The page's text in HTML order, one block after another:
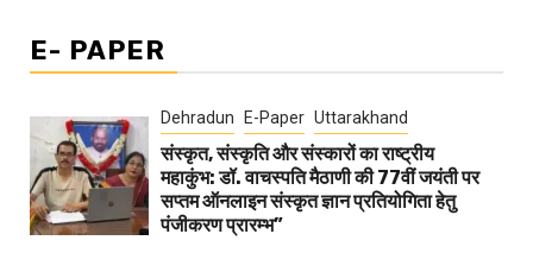
E- PAPER
Dehradun E-Paper Uttarakhand
संस्कृत, संस्कृति और संस्कारों का राष्ट्रीय
महाकुंभ: डॉ. वाचस्पति मैठाणी की 77वीं जयंती पर
सप्तम ऑनलाइन संस्कृत ज्ञान प्रतियोगिता हेतु
पंजीकरण प्रारम्भ”